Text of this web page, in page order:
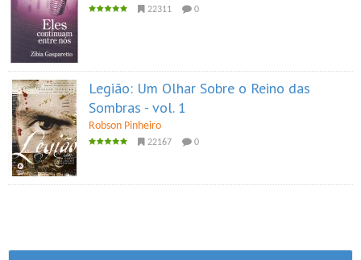
22311 0
Legião: Um Olhar Sobre o Reino das
Sombras - vol. 1
Robson Pinheiro
22167 0